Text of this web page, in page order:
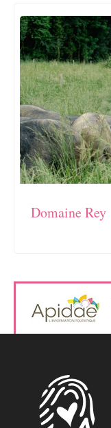
Domaine Rey